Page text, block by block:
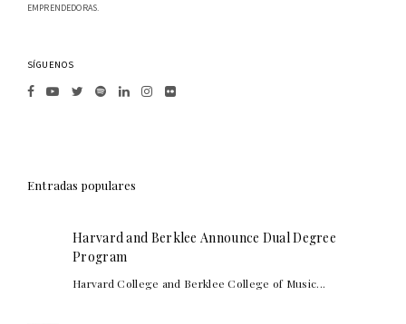
EMPRENDEDORAS.
SÍGUENOS
Entradas populares
Harvard and Berklee Announce Dual Degree
Program
Harvard College and Berklee College of Music...